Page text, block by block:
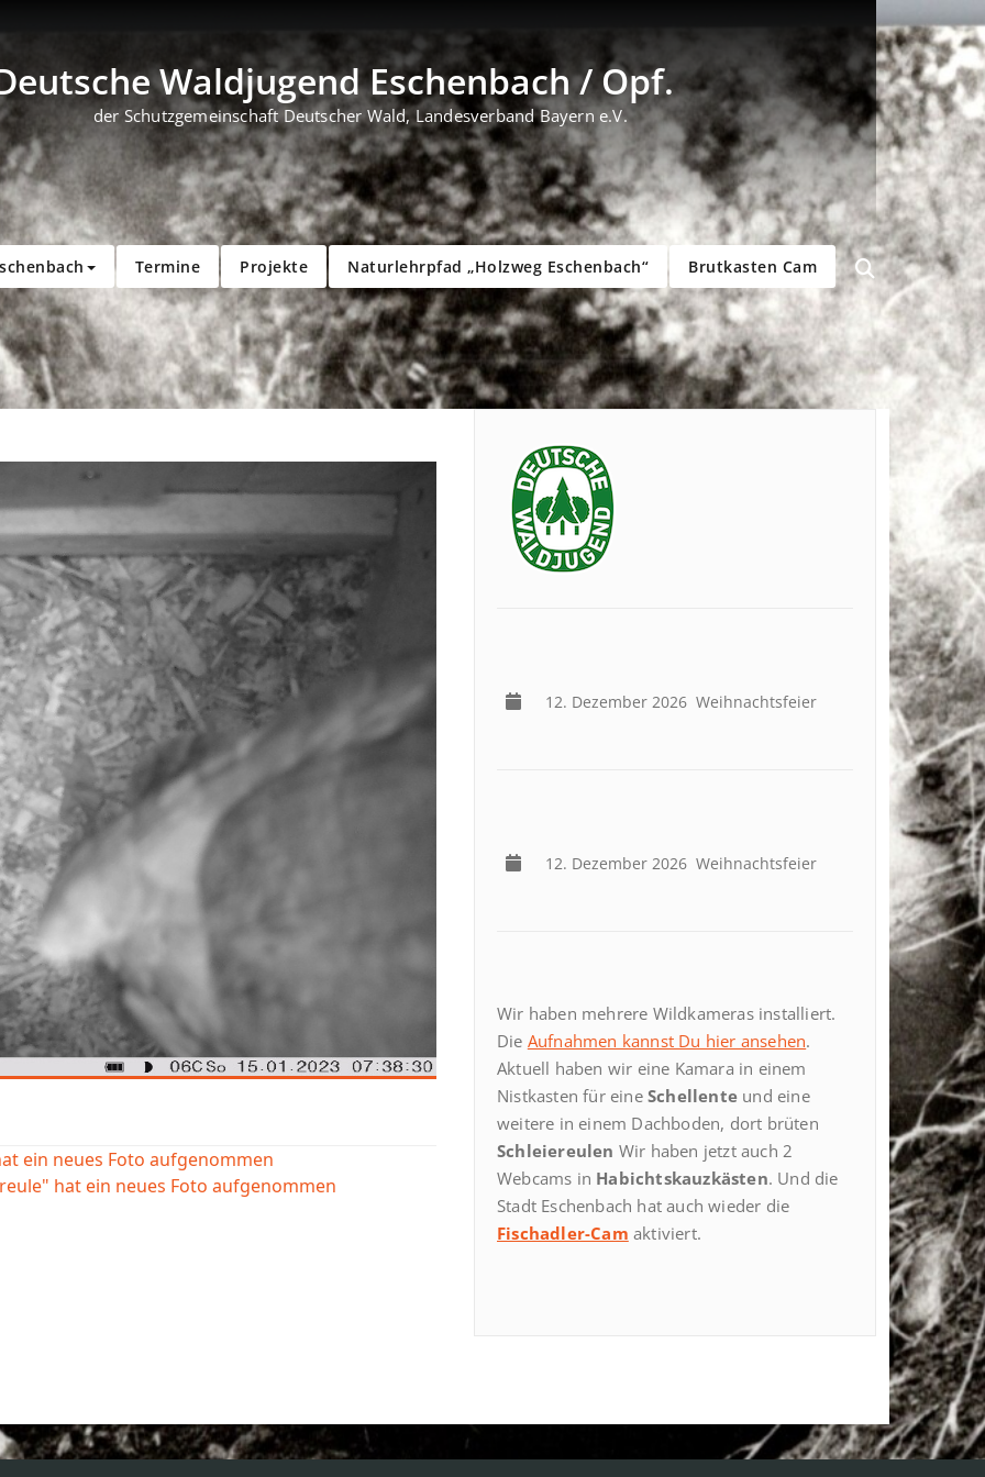
Waldjugend Eschenbach / Opf.
der Schutzgemeinschaft Deutscher Wald, Landesverband Bayern e.V.
Termine Projekte Naturlehrpfad „Holzweg Eschenbach“ Brutkasten Cam
ein neues Foto aufgenommen
hat ein neues Foto aufgenommen
12. Dezember 2026 Weihnachtsfeier
12. Dezember 2026 Weihnachtsfeier
Wir haben mehrere Wildkameras installiert.
Die Aufnahmen kannst Du hier ansehen.
Aktuell haben wir eine Kamara in einem
Nistkasten für eine Schellente und eine
weitere in einem Dachboden, dort brüten
Schleiereulen Wir haben jetzt auch 2
Webcams in Habichtskauzkästen. Und die
Stadt Eschenbach hat auch wieder die
Fischadler-Cam aktiviert.